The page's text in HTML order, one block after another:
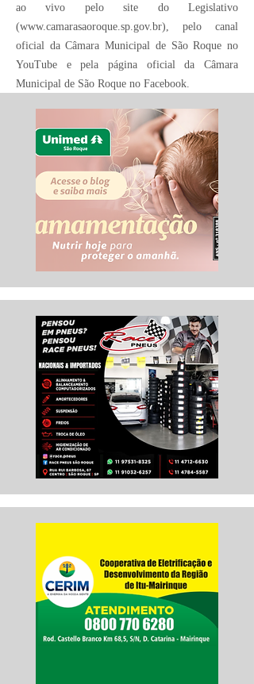
ao vivo pelo site do Legislativo
(www.camarasaoroque.sp.gov.br), pelo canal
oficial da Câmara Municipal de São Roque no
YouTube e pela página oficial da Câmara
Municipal de São Roque no Facebook.